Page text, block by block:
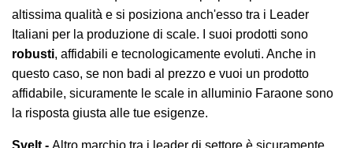
altissima qualità e si posiziona anch'esso tra i Leader
Italiani per la produzione di scale. I suoi prodotti sono
robusti, affidabili e tecnologicamente evoluti. Anche in
questo caso, se non badi al prezzo e vuoi un prodotto
affidabile, sicuramente le scale in alluminio Faraone sono
la risposta giusta alle tue esigenze.
Svelt - Altro marchio tra i leader di settore è sicuramente